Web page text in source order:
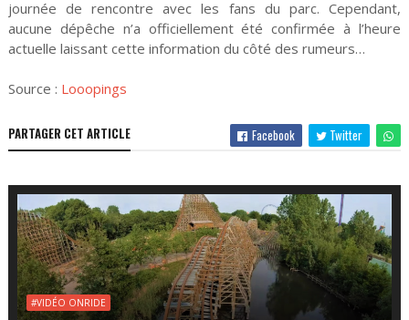
journée de rencontre avec les fans du parc. Cependant,
aucune dépêche n’a officiellement été confirmée à l’heure
actuelle laissant cette information du côté des rumeurs…
Source : Looopings
PARTAGER CET ARTICLE Facebook Twitter
#VIDÉO ONRIDE